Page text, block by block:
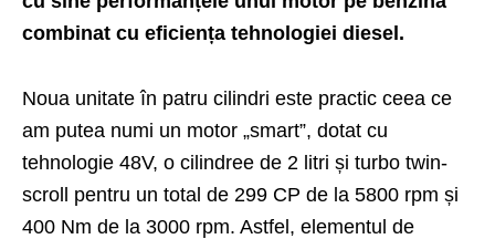
combinat cu eficiența tehnologiei diesel.
Noua unitate în patru cilindri este practic ceea ce
am putea numi un motor „smart”, dotat cu
tehnologie 48V, o cilindree de 2 litri și turbo twin-
scroll pentru un total de 299 CP de la 5800 rpm și
400 Nm de la 3000 rpm. Astfel, elementul de